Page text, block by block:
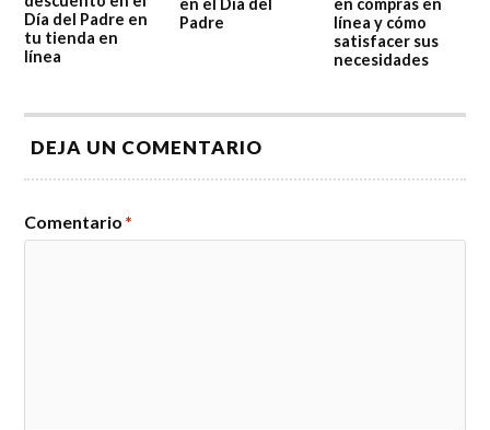
Día del Padre en
tu tienda en
línea
Padre
en compras en
línea y cómo
satisfacer sus
necesidades
DEJA UN COMENTARIO
Comentario *